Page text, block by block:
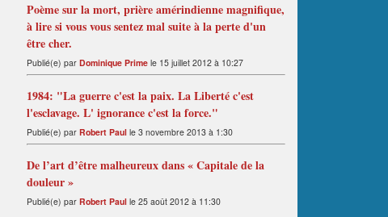
Poème sur la mort, prière amérindienne magnifique,
à lire si vous vous sentez mal suite à la perte d'un
être cher.
Publié(e) par Dominique Prime le 15 juillet 2012 à 10:27
1984: "La guerre c'est la paix. La Liberté c'est
l'esclavage. L' ignorance c'est la force."
Publié(e) par Robert Paul le 3 novembre 2013 à 1:30
De l’art d’être malheureux dans « Capitale de la
douleur »
Publié(e) par Robert Paul le 25 août 2012 à 11:30